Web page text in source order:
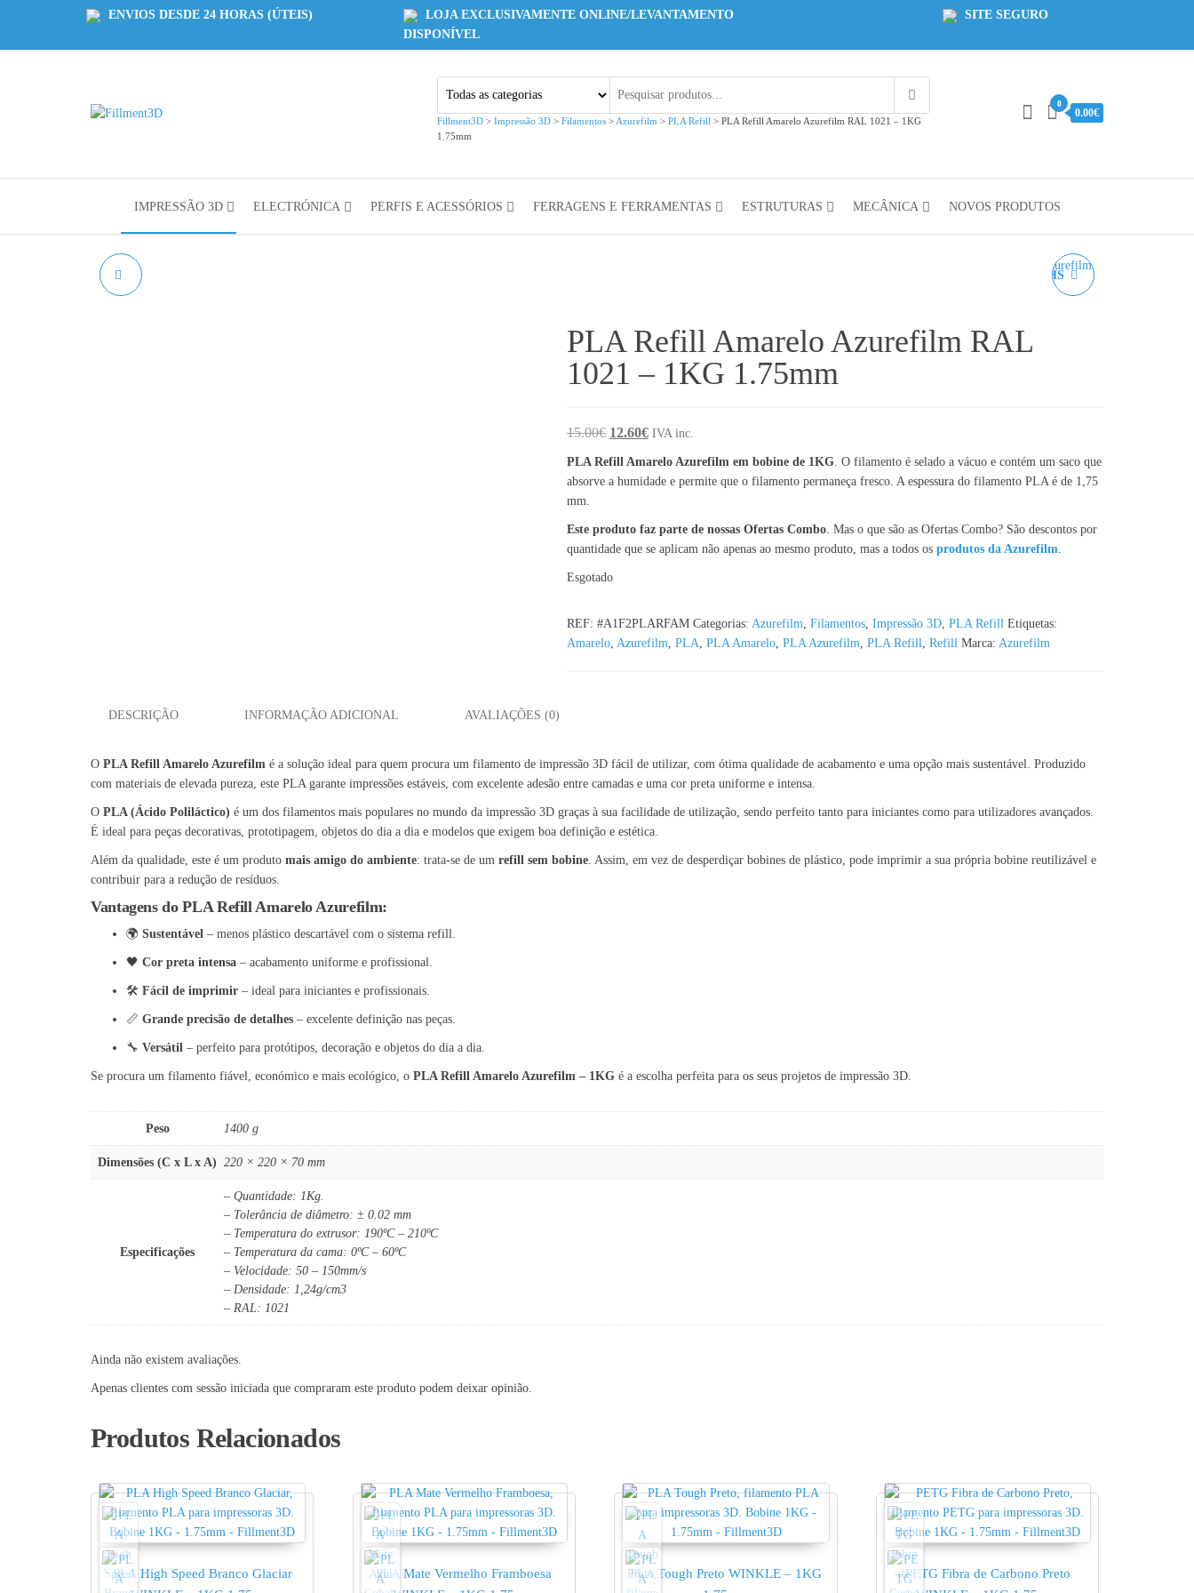
ENVIOS DESDE 24 HORAS (ÚTEIS)
LOJA EXCLUSIVAMENTE ONLINE/LEVANTAMENTO
DISPONÍVEL
SITE SEGURO
Fillment3D > Impressão 3D > Filamentos > Azurefilm > PLA Refill > PLA Refill Amarelo Azurefilm RAL 1021 – 1KG
1.75mm
0
0.00€
IMPRESSÃO 3D ELECTRÓNICA PERFIS E ACESSÓRIOS FERRAGENS E FERRAMENTAS ESTRUTURAS MECÂNICA NOVOS PRODUTOS
PLA REFILL BRANCO PLA REFILL MATTE HS
PLA Refill Amarelo Azurefilm RAL
1021 – 1KG 1.75mm
15.00€ O preço original era: 15.00€.
12.60€O preço atual é: 12.60€.
IVA inc.
PLA Refill Amarelo Azurefilm em bobine de 1KG. O filamento é selado a vácuo e contém um saco que
absorve a humidade e permite que o filamento permaneça fresco. A espessura do filamento PLA é de 1,75
mm.
Este produto faz parte de nossas Ofertas Combo. Mas o que são as Ofertas Combo? São descontos por
quantidade que se aplicam não apenas ao mesmo produto, mas a todos os produtos da Azurefilm.
Esgotado
REF: #A1F2PLARFAM Categorias: Azurefilm, Filamentos, Impressão 3D, PLA Refill Etiquetas:
Amarelo, Azurefilm, PLA, PLA Amarelo, PLA Azurefilm, PLA Refill, Refill Marca: Azurefilm
DESCRIÇÃO INFORMAÇÃO ADICIONAL AVALIAÇÕES (0)
O PLA Refill Amarelo Azurefilm é a solução ideal para quem procura um filamento de impressão 3D fácil de utilizar, com ótima qualidade de acabamento e uma opção mais sustentável. Produzido
com materiais de elevada pureza, este PLA garante impressões estáveis, com excelente adesão entre camadas e uma cor preta uniforme e intensa.
O PLA (Ácido Poliláctico) é um dos filamentos mais populares no mundo da impressão 3D graças à sua facilidade de utilização, sendo perfeito tanto para iniciantes como para utilizadores avançados.
É ideal para peças decorativas, prototipagem, objetos do dia a dia e modelos que exigem boa definição e estética.
Além da qualidade, este é um produto mais amigo do ambiente: trata-se de um refill sem bobine . Assim, em vez de desperdiçar bobines de plástico, pode imprimir a sua própria bobine reutilizável e
contribuir para a redução de resíduos.
Vantagens do PLA Refill Amarelo Azurefilm:
🌍 Sustentável – menos plástico descartável com o sistema refill.
🖤 Cor preta intensa – acabamento uniforme e profissional.
🛠️ Fácil de imprimir – ideal para iniciantes e profissionais.
📏 Grande precisão de detalhes – excelente definição nas peças.
🔧 Versátil – perfeito para protótipos, decoração e objetos do dia a dia.
Se procura um filamento fiável, económico e mais ecológico, o PLA Refill Amarelo Azurefilm – 1KG é a escolha perfeita para os seus projetos de impressão 3D.
Peso 1400 g
Dimensões (C x L x A) 220 × 220 × 70 mm
Especificações
– Quantidade: 1Kg.
– Tolerância de diâmetro: ± 0.02 mm
– Temperatura do extrusor: 190ºC – 210ºC
– Temperatura da cama: 0ºC – 60ºC
– Velocidade: 50 – 150mm/s
– Densidade: 1,24g/cm3
– RAL: 1021
Ainda não existem avaliações.
Apenas clientes com sessão iniciada que compraram este produto podem deixar opinião.
Produtos Relacionados
PLA High Speed Branco Glaciar
PLA Mate Vermelho Framboesa
PLA Tough Preto WINKLE – 1KG
PETG Fibra de Carbono Preto